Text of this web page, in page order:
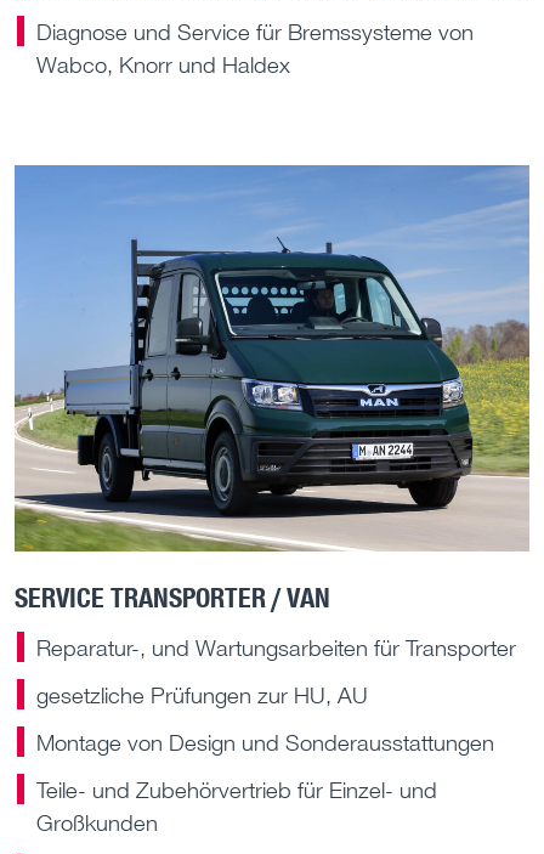
Diagnose und Service für Bremssysteme von
Wabco, Knorr und Haldex
SERVICE TRANSPORTER / VAN
Reparatur-, und Wartungsarbeiten für Transporter
gesetzliche Prüfungen zur HU, AU
Montage von Design und Sonderausstattungen
Teile- und Zubehörvertrieb für Einzel- und
Großkunden